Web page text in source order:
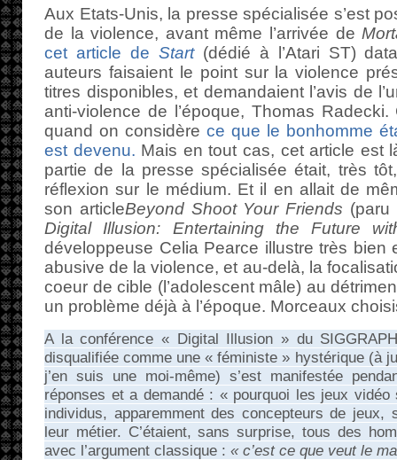
Aux Etats-Unis, la presse spécialisée s’est
de la violence, avant même l’arrivée de
cet article de Start(dédié à l’Atari ST)
auteurs faisaient le point sur la violence
titres disponibles, et demandaient l’avis de
anti-violence de l’époque, Thomas
quand on considère ce que le bonhomme
est devenu. Mais en tout cas, cet article est
partie de la presse spécialisée était, très
réflexion sur le médium. Et il en allait de
son articleBeyond Shoot Your Friends (paru
Digital Illusion: Entertaining the Future
développeuse Celia Pearce illustre très bien
abusive de la violence, et au-delà, la
coeur de cible (l’adolescent mâle) au
un problème déjà à l’époque. Morceaux
A la conférence « Digital Illusion » du
disqualifiée comme une « féministe » hystérique (à
j’en suis une moi-même) s’est manifestée
réponses et a demandé : « pourquoi les jeux
individus, apparemment des concepteurs de jeux,
leur métier. C’étaient, sans surprise, tous des
avec l’argument classique : « c’est ce que veut le